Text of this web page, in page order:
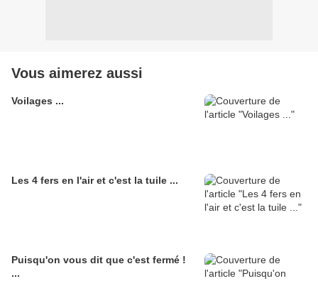
Vous aimerez aussi
Voilages ...
Les 4 fers en l'air et c'est la tuile ...
Puisqu'on vous dit que c'est fermé !
...